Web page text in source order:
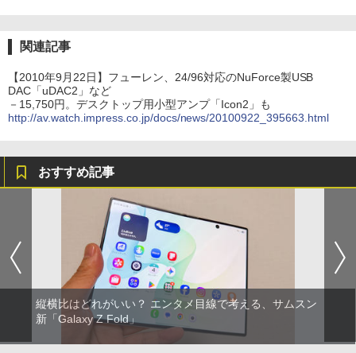
関連記事
【2010年9月22日】フューレン、24/96対応のNuForce製USB
DAC「uDAC2」など
－15,750円。デスクトップ用小型アンプ「Icon2」も
http://av.watch.impress.co.jp/docs/news/20100922_395663.html
おすすめ記事
縦横比はどれがいい？ エンタメ目線で考える、サムスン
新「Galaxy Z Fold」